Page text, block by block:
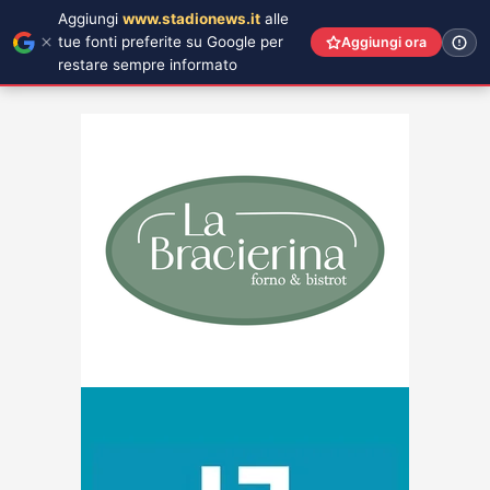
Aggiungi www.stadionews.it alle
tue fonti preferite su Google per
restare sempre informato
Aggiungi ora